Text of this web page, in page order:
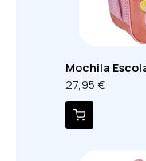
Mochila
27,95 €